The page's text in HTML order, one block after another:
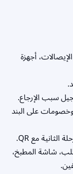
أجهزة
سبب الإرجاع.
على البند
شاشة المطبخ،